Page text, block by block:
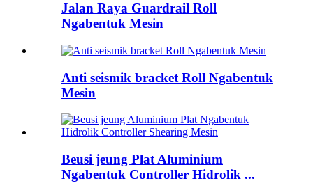
Jalan Raya Guardrail Roll
Ngabentuk Mesin
Anti seismik bracket Roll Ngabentuk
Mesin
Beusi jeung Plat Aluminium
Ngabentuk Controller Hidrolik ...